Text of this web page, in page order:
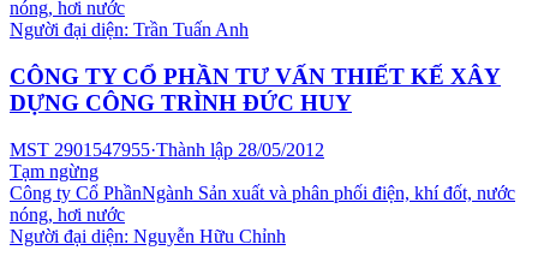
nóng, hơi nước
Người đại diện: Trần Tuấn Anh
CÔNG TY CỔ PHẦN TƯ VẤN THIẾT KẾ XÂY
DỰNG CÔNG TRÌNH ĐỨC HUY
MST 2901547955·Thành lập 28/05/2012
Tạm ngừng
Công ty Cổ PhầnNgành Sản xuất và phân phối điện, khí đốt, nước
nóng, hơi nước
Người đại diện: Nguyễn Hữu Chỉnh